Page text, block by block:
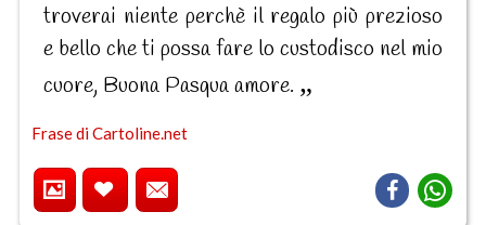
troverai niente perchè il regalo più prezioso
e bello che ti possa fare lo custodisco nel mio
cuore, Buona Pasqua amore.
Frase di Cartoline.net